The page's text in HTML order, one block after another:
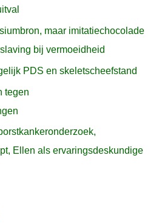
maar imitatiechocolade
bij vermoeidheid
PDS en skeletscheefstand
tegen
Ellen als ervaringsdeskundige